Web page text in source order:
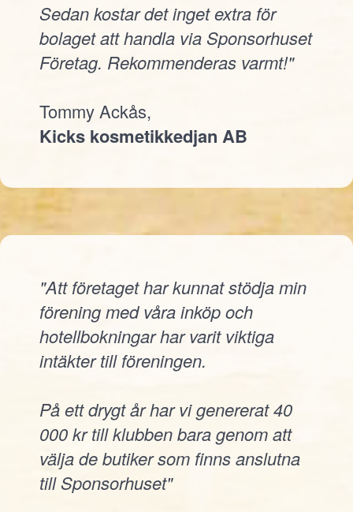
Sedan kostar det inget extra för
bolaget att handla via Sponsorhuset
Företag. Rekommenderas varmt!"
Tommy Ackås,
Kicks kosmetikkedjan AB
"Att företaget har kunnat stödja min
förening med våra inköp och
hotellbokningar har varit viktiga
intäkter till föreningen.
På ett drygt år har vi genererat 40
000 kr till klubben bara genom att
välja de butiker som finns anslutna
till Sponsorhuset"